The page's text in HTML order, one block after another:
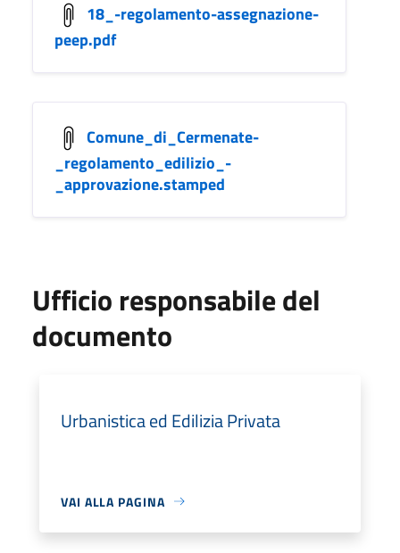
18_-regolamento-assegnazione-
peep.pdf
Comune_di_Cermenate-
_regolamento_edilizio_-
_approvazione.stamped
Ufficio responsabile del
documento
Urbanistica ed Edilizia Privata
VAI ALLA PAGINA